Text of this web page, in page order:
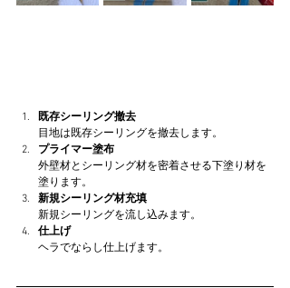
既存シーリング撤去
目地は既存シーリングを撤去します。
プライマー塗布
外壁材とシーリング材を密着させる下塗り材を
塗ります。
新規シーリング材充填
新規シーリングを流し込みます。
仕上げ
ヘラでならし仕上げます。